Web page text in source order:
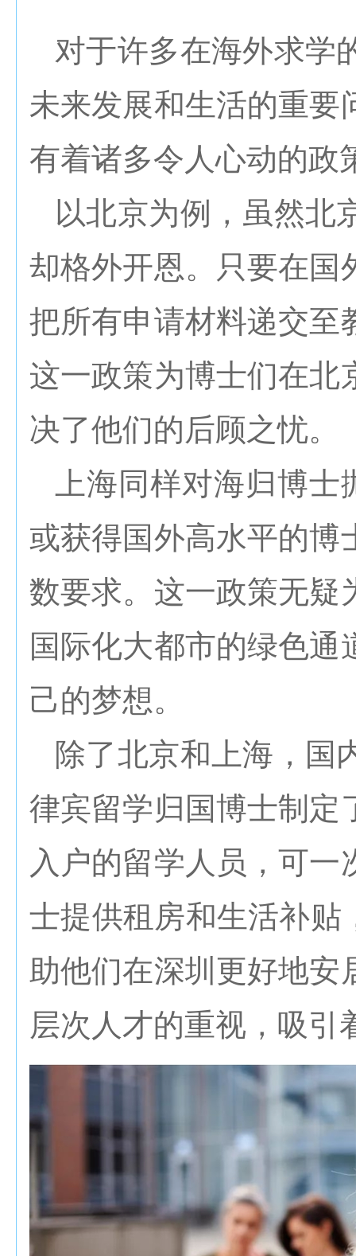
对于许多在海外求学
未来发展和生活的重要
有着诸多令人心动的政
以北京为例，虽然北
却格外开恩。只要在国
把所有申请材料递交至
这一政策为博士们在北
决了他们的后顾之忧。
上海同样对海归博
或获得国外高水平的博
数要求。这一政策无疑
国际化大都市的绿色
己的梦想。
除了北京和上海，国
律宾留学归国博士制定
入户的留学人员，可
士提供租房和生活补贴
助他们在深圳更好地安
层次人才的重视，吸引